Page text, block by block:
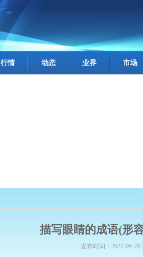
行情 动态 业界 市场
描写眼睛的成语(形
发布时间：2022-09-29